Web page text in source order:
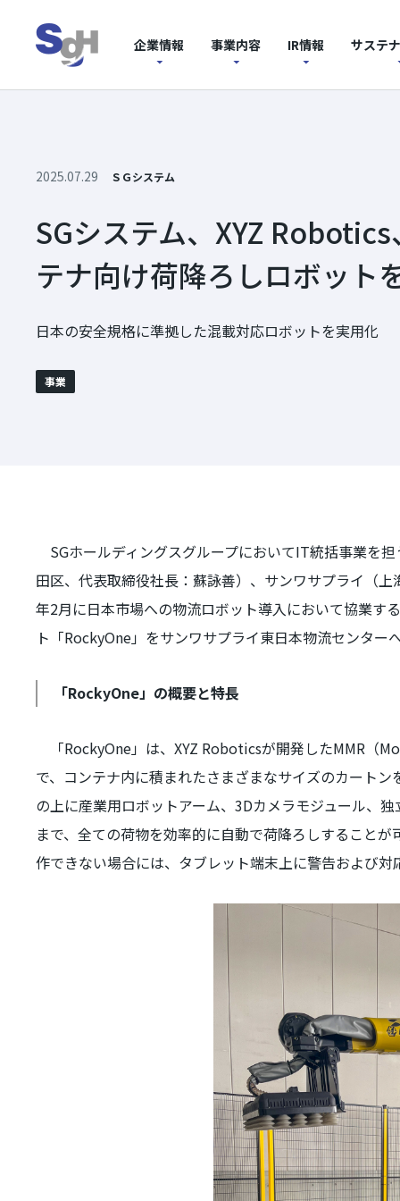
企業情報 事業内容 IR情報 サステ
2025.07.29 ＳＧシステム
SGシステム、XYZ
テナ向け荷降ろしロボット
日本の安全規格に準拠した混載対応ロボットを実用化
事業
SGホールディングスグループにおいてIT統括事業を担
田区、代表取締役社長：蘇詠善）、サンワサプライ（
年2月に日本市場への物流ロボット導入において協業す
ト「RockyOne」をサンワサプライ東日本物流センター
「RockyOne」の概要と特長
「RockyOne」は、 XYZ Roboticsが開発したMMR （
で、コンテナ内に積まれたさまざまなサイズのカート
の上に産業用ロボットアーム、 3Dカメラモジュール、
まで、全ての荷物を効率的に自動で荷降ろしすること
作できない場合には、タブレット端末上に警告および